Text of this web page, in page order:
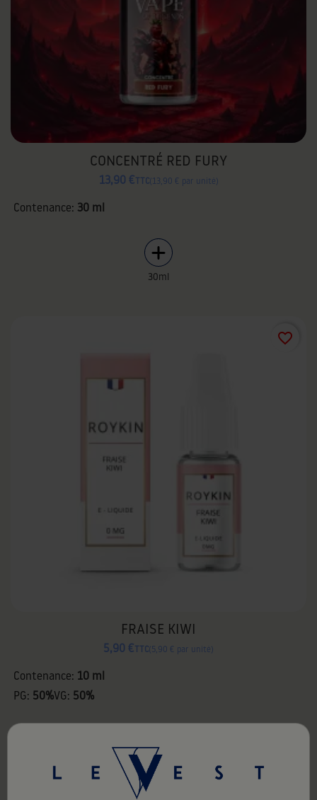
CONCENTRÉ RED FURY
13,90 € TTC 13,90 € par unité
Contenance: 30 ml
30ml
FRAISE KIWI
5,90 € TTC 5,90 € par unité
Contenance: 10 ml
PG: 50%VG: 50%
16mg 0mg
favorite_border